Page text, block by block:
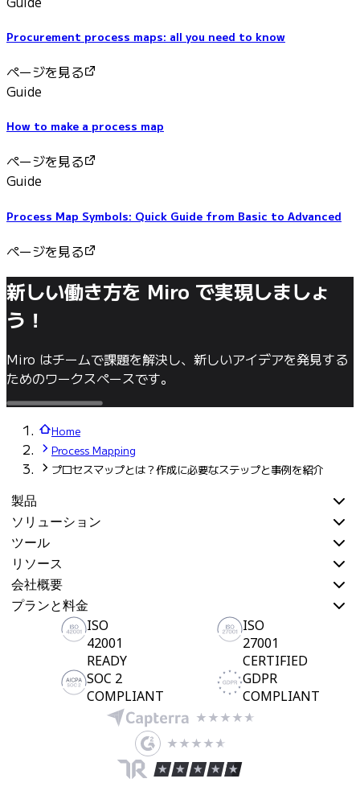
Procurement process maps: all you need to know
ページを見る
Guide
How to make a process map
ページを見る
Guide
Process Map Symbols: Quick Guide from Basic to Advanced
ページを見る
新しい働き方を Miro で実現しましょ
う！
Miro はチームで課題を解決し、新しいアイデアを発見する
ためのワークスペースです。
Home
Process Mapping
プロセスマップとは？作成に必要なステップと事例を紹介
製品
ソリューション
ツール
リソース
会社概要
プランと料金
ISO
42001
READY
ISO
27001
CERTIFIED
SOC 2
COMPLIANT
GDPR
COMPLIANT